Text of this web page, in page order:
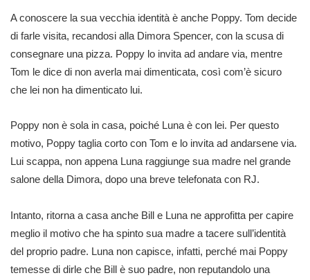
A conoscere la sua vecchia identità è anche Poppy. Tom decide
di farle visita, recandosi alla Dimora Spencer, con la scusa di
consegnare una pizza. Poppy lo invita ad andare via, mentre
Tom le dice di non averla mai dimenticata, così com’è sicuro
che lei non ha dimenticato lui.
Poppy non è sola in casa, poiché Luna è con lei. Per questo
motivo, Poppy taglia corto con Tom e lo invita ad andarsene via.
Lui scappa, non appena Luna raggiunge sua madre nel grande
salone della Dimora, dopo una breve telefonata con RJ.
Intanto, ritorna a casa anche Bill e Luna ne approfitta per capire
meglio il motivo che ha spinto sua madre a tacere sull’identità
del proprio padre. Luna non capisce, infatti, perché mai Poppy
temesse di dirle che Bill è suo padre, non reputandolo una